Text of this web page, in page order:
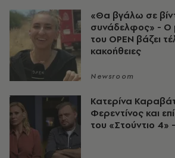
«Θα βγάλω σε
συνάδελφος» - Ο
του OPEN βάζει
κακοήθειες
Newsroom
Κατερίνα
Φερεντίνος και
του «Στούντιο 4»